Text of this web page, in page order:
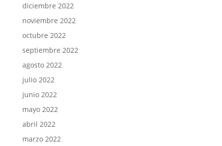
diciembre 2022
noviembre 2022
octubre 2022
septiembre 2022
agosto 2022
julio 2022
junio 2022
mayo 2022
abril 2022
marzo 2022